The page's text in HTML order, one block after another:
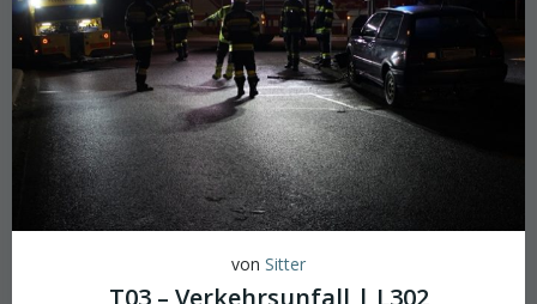
von Sitter
T03 – Verkehrsunfall | L302